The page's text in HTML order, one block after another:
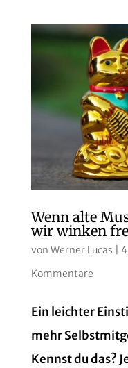
Wenn alte
wir winken
von Werner Lucas
Kommentare
Ein leichter
mehr
Kennst du das?